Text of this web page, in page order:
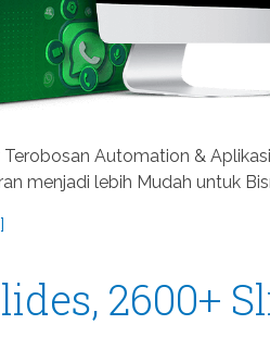
Automation &
menjadi lebih Mudah untuk
2600+